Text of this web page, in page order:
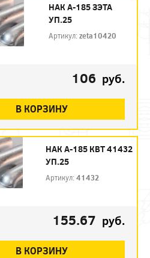
НАК А-185 ЗЭТА
УП.25
Артикул:zeta10420
106 руб.
В КОРЗИНУ
НАК А-185 КВТ 41432
УП.25
Артикул:41432
155.67 руб.
В КОРЗИНУ